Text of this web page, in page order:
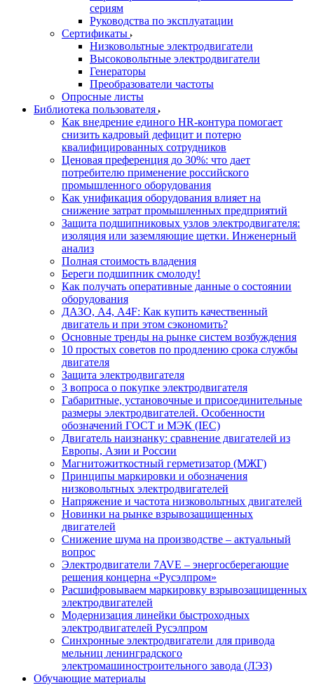
сериям
Руководства по эксплуатации
Сертификаты
Низковольтные электродвигатели
Высоковольтные электродвигатели
Генераторы
Преобразователи частоты
Опросные листы
Библиотека пользователя
Как внедрение единого HR-контура помогает
снизить кадровый дефицит и потерю
квалифицированных сотрудников
Ценовая преференция до 30%: что дает
потребителю применение российского
промышленного оборудования
Как унификация оборудования влияет на
снижение затрат промышленных предприятий
Защита подшипниковых узлов электродвигателя:
изоляция или заземляющие щетки. Инженерный
анализ
Полная стоимость владения
Береги подшипник смолоду!
Как получать оперативные данные о состоянии
оборудования
ДАЗО, А4, А4F: Как купить качественный
двигатель и при этом сэкономить?
Основные тренды на рынке систем возбуждения
10 простых советов по продлению срока службы
двигателя
Защита электродвигателя
3 вопроса о покупке электродвигателя
Габаритные, установочные и присоединительные
размеры электродвигателей. Особенности
обозначений ГОСТ и МЭК (IEC)
Двигатель наизнанку: сравнение двигателей из
Европы, Азии и России
Магнитожиткостный герметизатор (МЖГ)
Принципы маркировки и обозначения
низковольтных электродвигателей
Напряжение и частота низковольтных двигателей
Новинки на рынке взрывозащищенных
двигателей
Снижение шума на производстве – актуальный
вопрос
Электродвигатели 7AVE – энергосберегающие
решения концерна «Русэлпром»
Расшифровываем маркировку взрывозащищенных
электродвигателей
Модернизация линейки быстроходных
электродвигателей Русэлпром
Синхронные электродвигатели для привода
мельниц ленинградского
электромашиностроительного завода (ЛЭЗ)
Обучающие материалы